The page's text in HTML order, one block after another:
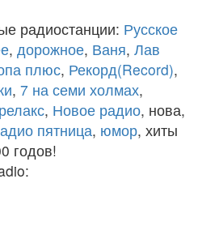
радиостанции: Русское
, дорожное, Ваня, Лав
плюс, Рекорд(Record),
, 7 на семи холмах,
релакс, Новое радио, нова,
пятница, юмор, хиты
годов!